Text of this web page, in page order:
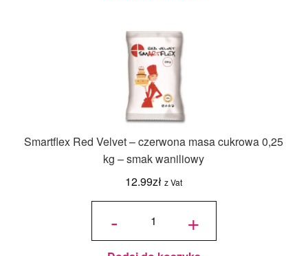
Smartflex Red Velvet – czerwona masa cukrowa 0,25
kg – smak waniliowy
12.99zł z Vat
-
ilość
Velvet –
czerwona
masa
cukrowa
0,25 kg –
+